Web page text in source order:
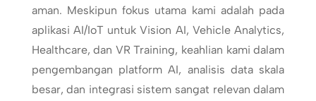
aman. Meskipun fokus utama kami adalah pada
aplikasi AI/IoT untuk Vision AI, Vehicle Analytics,
Healthcare, dan VR Training, keahlian kami dalam
pengembangan platform AI, analisis data skala
besar, dan integrasi sistem sangat relevan dalam